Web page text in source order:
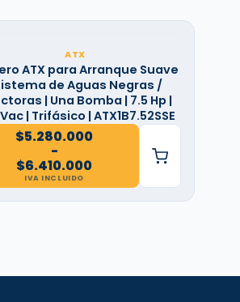
ATX
ATX para Arranque Suave
de Aguas Negras /
| Una Bomba | 7.5 Hp |
| Trifásico | ATX1B7.52SSE
$5.280.000
-
$6.410.000
Rango
de
precios:
desde
IVA INCLUIDO